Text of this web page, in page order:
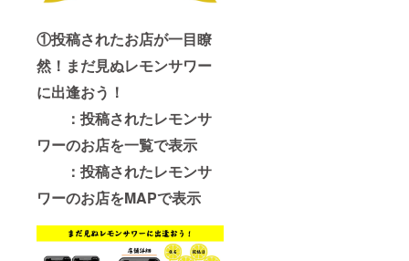
①投稿されたお店が一目瞭
然！まだ見ぬレモンサワー
に出逢おう！
：投稿されたレモンサ
ワーのお店を一覧で表示
：投稿されたレモンサ
ワーのお店をMAPで表示